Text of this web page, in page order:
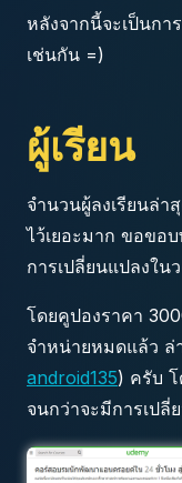
หลังจากนี้จะเป็นกา
เช่นกัน =)
ผู้เรียน
จำนวนผู้ลงเรียนล่า
ไว้เยอะมาก ขอขอ
การเปลี่ยนแปลงใน
โดยคูปองราคา
จำหน่ายหมดแล้ว
android135) ครับ
จนกว่าจะมีการเปลี่